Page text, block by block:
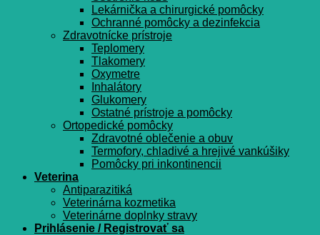
Lekárnička a chirurgické pomôcky
Ochranné pomôcky a dezinfekcia
Zdravotnícke prístroje
Teplomery
Tlakomery
Oxymetre
Inhalátory
Glukomery
Ostatné prístroje a pomôcky
Ortopedické pomôcky
Zdravotné oblečenie a obuv
Termofory, chladivé a hrejivé vankúšiky
Pomôcky pri inkontinencii
Veterina
Antiparazitiká
Veterinárna kozmetika
Veterinárne doplnky stravy
Prihlásenie / Registrovať sa